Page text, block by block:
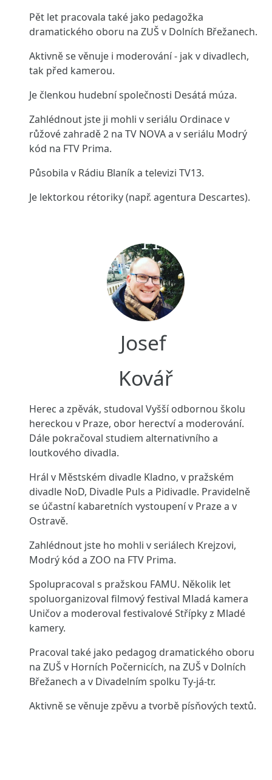
Pět let pracovala také jako pedagožka
dramatického oboru na ZUŠ v Dolních Břežanech.
Aktivně se věnuje i moderování - jak v divadlech,
tak před kamerou.
Je členkou hudební společnosti Desátá múza.
Zahlédnout jste ji mohli v seriálu Ordinace v
růžové zahradě 2 na TV NOVA a v seriálu Modrý
kód na FTV Prima.
Působila v Rádiu Blaník a televizi TV13.
Je lektorkou rétoriky (např. agentura Descartes).
Josef
Kovář
Herec a zpěvák, studoval Vyšší odbornou školu
hereckou v Praze, obor herectví a moderování.
Dále pokračoval studiem alternativního a
loutkového divadla.
Hrál v Městském divadle Kladno, v pražském
divadle NoD, Divadle Puls a Pidivadle. Pravidelně
se účastní kabaretních vystoupení v Praze a v
Ostravě.
Zahlédnout jste ho mohli v seriálech Krejzovi,
Modrý kód a ZOO na FTV Prima.
Spolupracoval s pražskou FAMU. Několik let
spoluorganizoval filmový festival Mladá kamera
Uničov a moderoval festivalové Střípky z Mladé
kamery.
Pracoval také jako pedagog dramatického oboru
na ZUŠ v Horních Počernicích, na ZUŠ v Dolních
Břežanech a v Divadelním spolku Ty-já-tr.
Aktivně se věnuje zpěvu a tvorbě písňových textů.